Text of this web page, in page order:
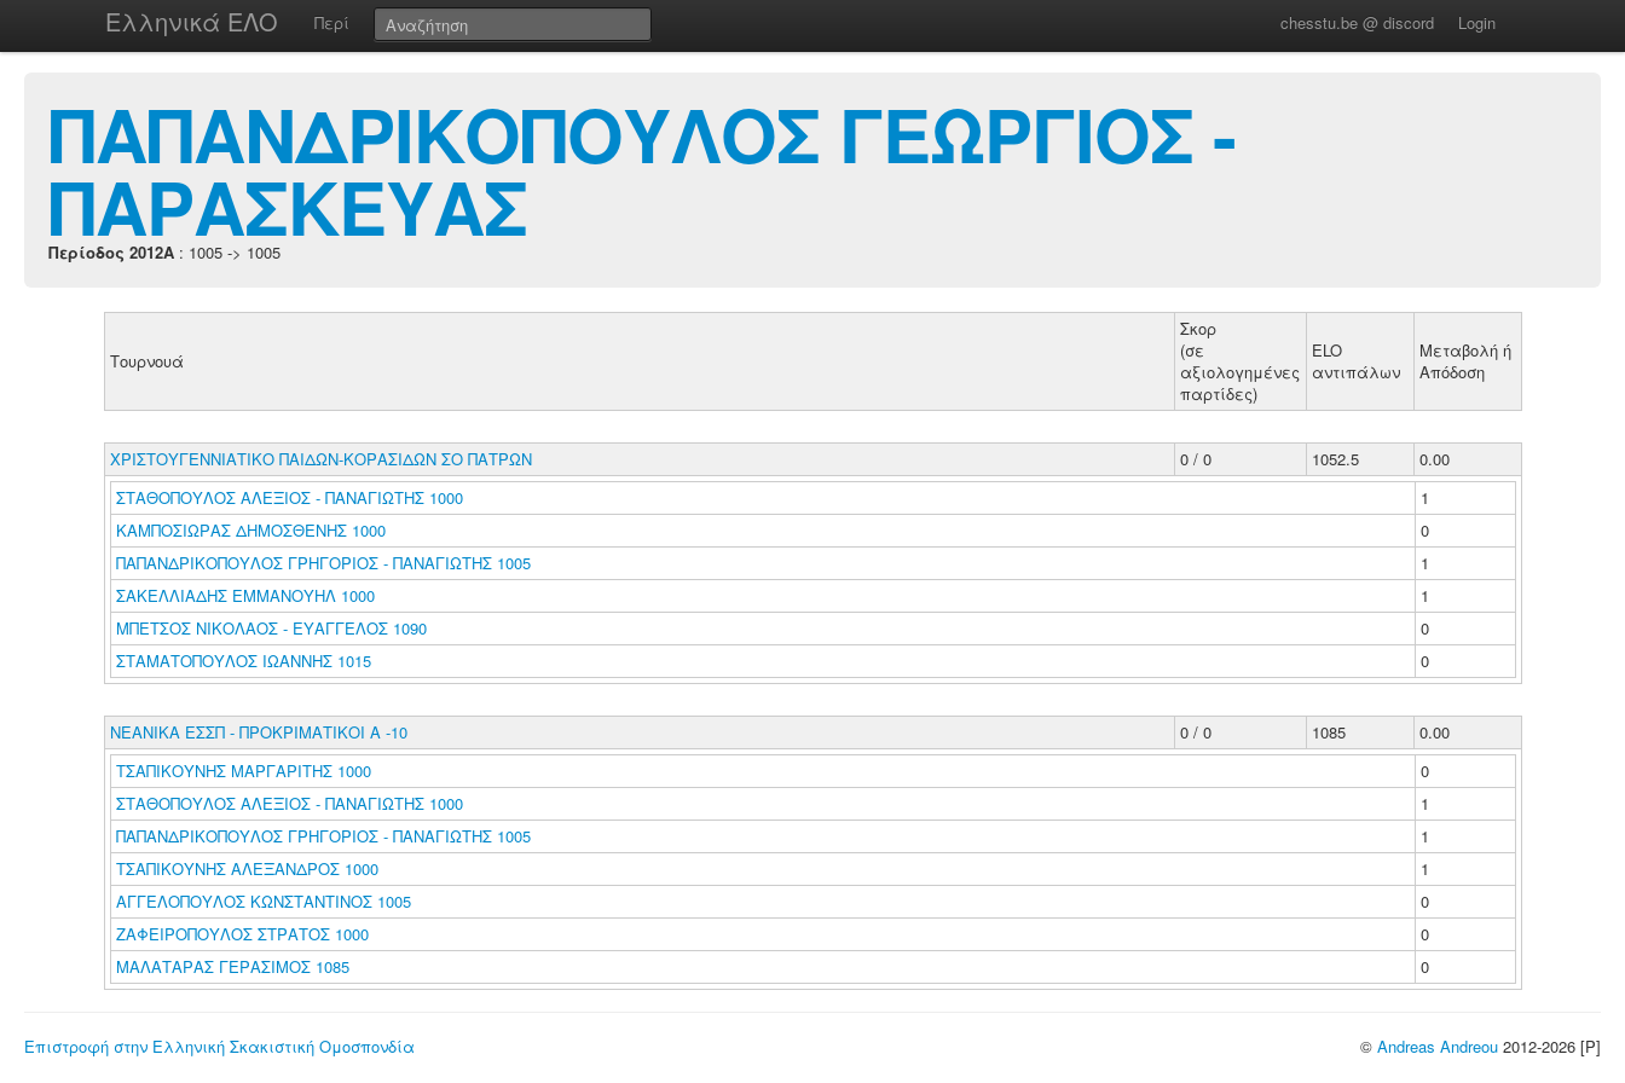
Ελληνικά ΕΛΟ Περί chesstu.be @ discord Login
ΠΑΠΑΝΔΡΙΚΟΠΟΥΛΟΣ ΓΕΩΡΓΙΟΣ -
ΠΑΡΑΣΚΕΥΑΣ
Περίοδος 2012A : 1005 -> 1005
Τουρνουά
Σκορ
(σε
αξιολογημένες
παρτίδες)
ELO
αντιπάλων
Μεταβολή ή
Απόδοση
ΧΡΙΣΤΟΥΓΕΝΝΙΑΤΙΚΟ ΠΑΙΔΩΝ-ΚΟΡΑΣΙΔΩΝ ΣΟ ΠΑΤΡΩΝ 0 / 0 1052.5
0.00
ΣΤΑΘΟΠΟΥΛΟΣ ΑΛΕΞΙΟΣ - ΠΑΝΑΓΙΩΤΗΣ 1000
1
ΚΑΜΠΟΣΙΩΡΑΣ ΔΗΜΟΣΘΕΝΗΣ 1000
0
ΠΑΠΑΝΔΡΙΚΟΠΟΥΛΟΣ ΓΡΗΓΟΡΙΟΣ - ΠΑΝΑΓΙΩΤΗΣ 1005
1
ΣΑΚΕΛΛΙΑΔΗΣ ΕΜΜΑΝΟΥΗΛ 1000
1
ΜΠΕΤΣΟΣ ΝΙΚΟΛΑΟΣ - ΕΥΑΓΓΕΛΟΣ 1090
0
ΣΤΑΜΑΤΟΠΟΥΛΟΣ ΙΩΑΝΝΗΣ 1015
0
ΝΕΑΝΙΚΑ ΕΣΣΠ - ΠΡΟΚΡΙΜΑΤΙΚΟΙ Α -10 0 / 0 1085
0.00
ΤΣΑΠΙΚΟΥΝΗΣ ΜΑΡΓΑΡΙΤΗΣ 1000
0
ΣΤΑΘΟΠΟΥΛΟΣ ΑΛΕΞΙΟΣ - ΠΑΝΑΓΙΩΤΗΣ 1000
1
ΠΑΠΑΝΔΡΙΚΟΠΟΥΛΟΣ ΓΡΗΓΟΡΙΟΣ - ΠΑΝΑΓΙΩΤΗΣ 1005
1
ΤΣΑΠΙΚΟΥΝΗΣ ΑΛΕΞΑΝΔΡΟΣ 1000
1
ΑΓΓΕΛΟΠΟΥΛΟΣ ΚΩΝΣΤΑΝΤΙΝΟΣ 1005
0
ΖΑΦΕΙΡΟΠΟΥΛΟΣ ΣΤΡΑΤΟΣ 1000
0
ΜΑΛΑΤΑΡΑΣ ΓΕΡΑΣΙΜΟΣ 1085
0
Επιστροφή στην Ελληνική Σκακιστική Ομοσπονδία © Andreas Andreou 2012-2026 [P]